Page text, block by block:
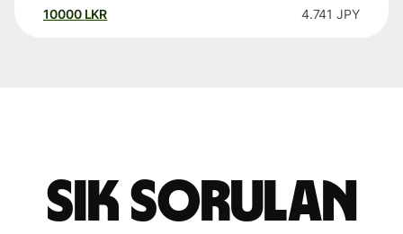
10000 LKR 4.741 JPY
Sık sorulan